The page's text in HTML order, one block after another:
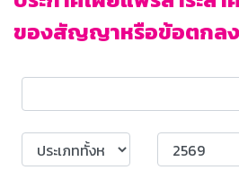
ของสัญญาหรือข้อตกลง